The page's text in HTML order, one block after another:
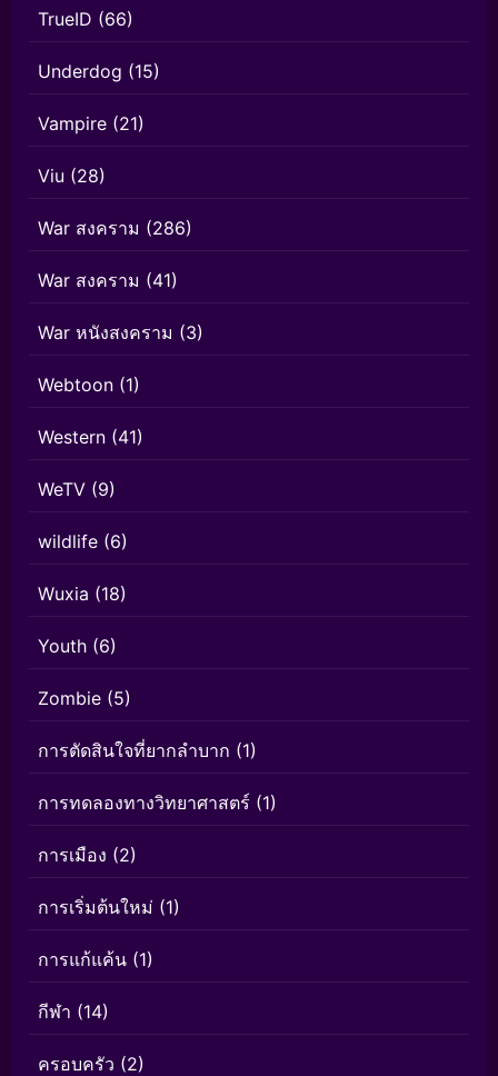
TrueID (66)
Underdog (15)
Vampire (21)
Viu (28)
War สงคราม (286)
War สงคราม (41)
War หนังสงคราม (3)
Webtoon (1)
Western (41)
WeTV (9)
wildlife (6)
Wuxia (18)
Youth (6)
Zombie (5)
การตัดสินใจที่ยากลำบาก (1)
การทดลองทางวิทยาศาสตร์ (1)
การเมือง (2)
การเริ่มต้นใหม่ (1)
การแก้แค้น (1)
กีฬา (14)
ครอบครัว (2)